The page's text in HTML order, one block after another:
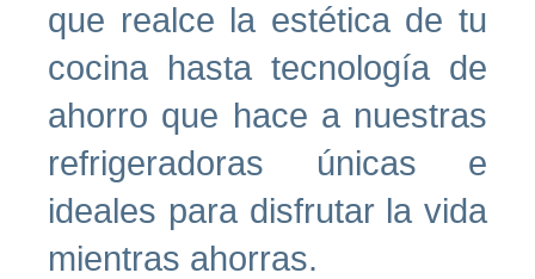
que realce la estética de tu
cocina hasta tecnología de
ahorro que hace a nuestras
refrigeradoras únicas e
ideales para disfrutar la vida
mientras ahorras.